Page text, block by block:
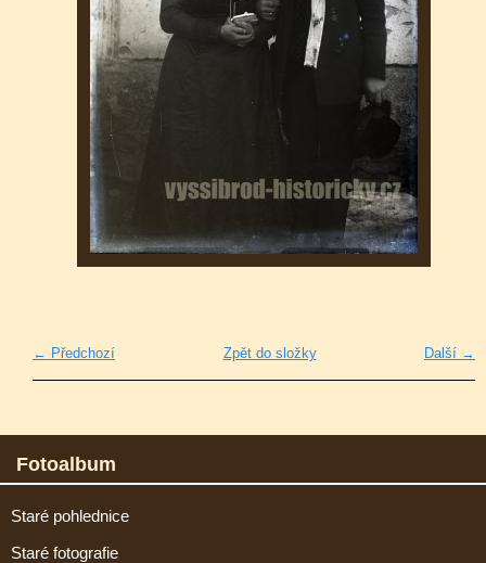
← Předchozí Další →
Zpět do složky
Fotoalbum
Staré pohlednice
Staré fotografie